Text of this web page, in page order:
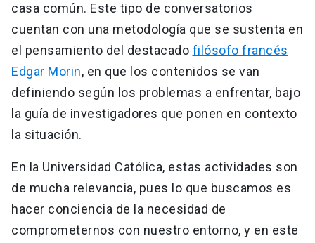
casa común. Este tipo de conversatorios
cuentan con una metodología que se sustenta en
el pensamiento del destacado filósofo francés
Edgar Morin, en que los contenidos se van
definiendo según los problemas a enfrentar, bajo
la guía de investigadores que ponen en contexto
la situación.
En la Universidad Católica, estas actividades son
de mucha relevancia, pues lo que buscamos es
hacer conciencia de la necesidad de
comprometernos con nuestro entorno, y en este